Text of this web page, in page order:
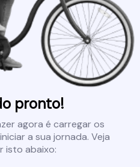
pronto!
agora é carregar os
a sua jornada. Veja
isto abaixo: